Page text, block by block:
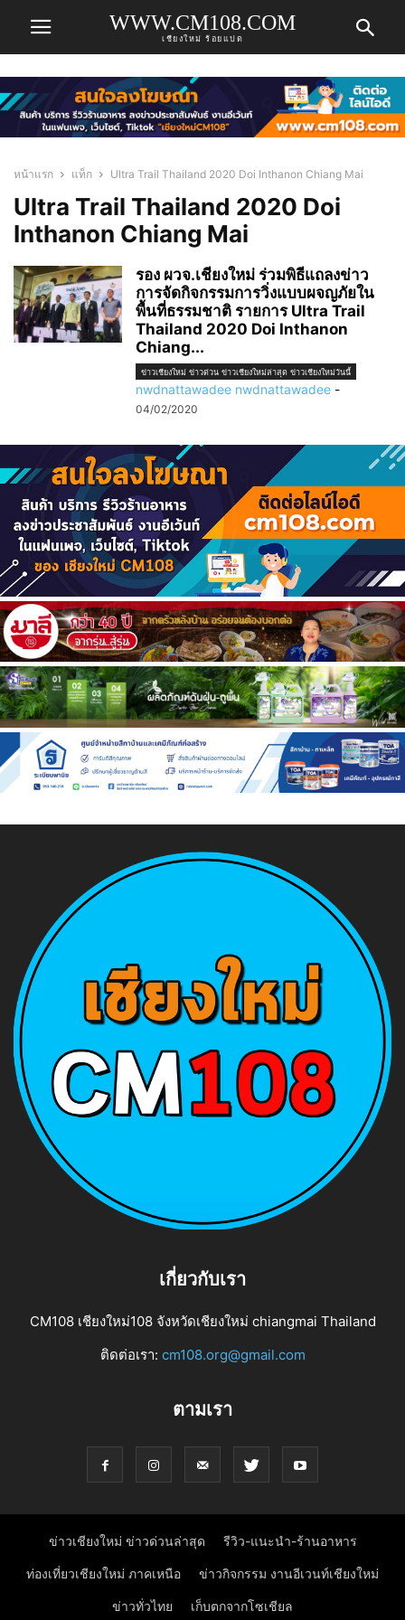
WWW.CM108.COM
เชียงใหม่ ร้อยแปด
หน้าแรก แท็ก Ultra Trail Thailand 2020 Doi Inthanon Chiang Mai
Ultra Trail Thailand 2020 Doi
Inthanon Chiang Mai
รอง ผวจ.เชียงใหม่ ร่วมพิธีแถลงข่าว
การจัดกิจกรรมการวิ่งแบบผจญภัยใน
พื้นที่ธรรมชาติ รายการ Ultra Trail
Thailand 2020 Doi Inthanon
Chiang...
ข่าวเชียงใหม่ ข่าวด่วน ข่าวเชียงใหม่ล่าสุด ข่าวเชียงใหม่วันนี้
nwdnattawadee nwdnattawadee -
04/02/2020
เกี่ยวกับเรา
CM108 เชียงใหม่108 จังหวัดเชียงใหม่ chiangmai Thailand
ติดต่อเรา: cm108.org@gmail.com
ตามเรา
ข่าวเชียงใหม่ ข่าวด่วนล่าสุด รีวิว-แนะนำ-ร้านอาหาร
ท่องเที่ยวเชียงใหม่ ภาคเหนือ ข่าวกิจกรรม งานอีเวนท์เชียงใหม่
ข่าวทั่วไทย เก็บตกจากโซเชียล